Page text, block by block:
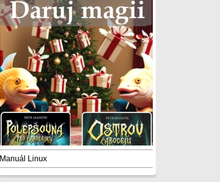
Manuál Linux